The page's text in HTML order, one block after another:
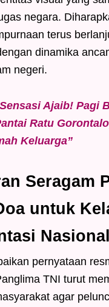
negara.
terus
dinamika
negeri.
Ajaib! Pagi
Ratu
Keluarga”
Seragam
untuk
Nasional
pernyataan
TNI turut
agar